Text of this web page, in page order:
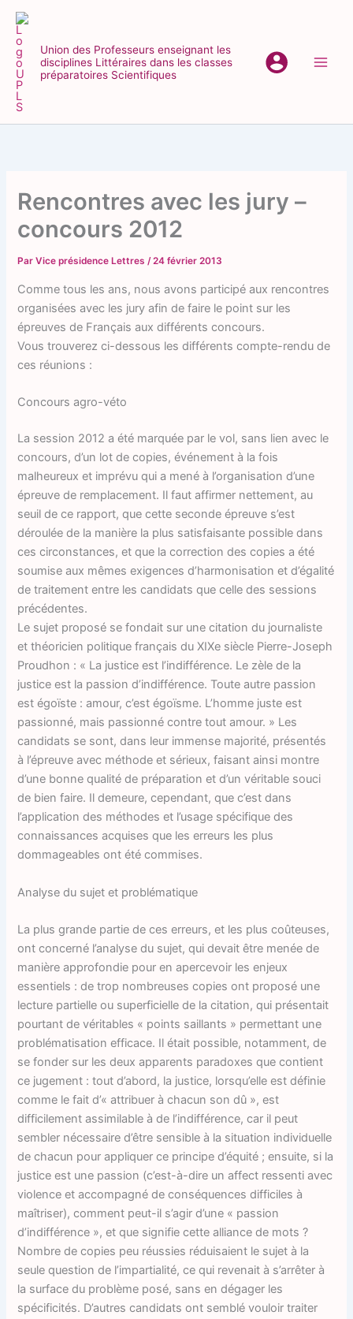
Aller
contenuUnion des Professeurs enseignant les
disciplines Littéraires dans les classes
préparatoires Scientifiques
Rencontres avec les jury –
concours 2012
ParVice présidence Lettres/24 février 2013
Comme tous les ans, nous avons participé aux rencontres
organisées avec les jury afin de faire le point sur les
épreuves de Français aux différents concours.
Vous trouverez ci-dessous les différents compte-rendu de
ces réunions :
Concours agro-véto
La session 2012 a été marquée par le vol, sans lien avec le
concours, d’un lot de copies, événement à la fois
malheureux et imprévu qui a mené à l’organisation d’une
épreuve de remplacement. Il faut affirmer nettement, au
seuil de ce rapport, que cette seconde épreuve s’est
déroulée de la manière la plus satisfaisante possible dans
ces circonstances, et que la correction des copies a été
soumise aux mêmes exigences d’harmonisation et d’égalité
de traitement entre les candidats que celle des sessions
précédentes.
Le sujet proposé se fondait sur une citation du journaliste
et théoricien politique français du XIXe siècle Pierre-Joseph
Proudhon : « La justice est l’indifférence. Le zèle de la
justice est la passion d’indifférence. Toute autre passion
est égoïste : amour, c’est égoïsme. L’homme juste est
passionné, mais passionné contre tout amour. » Les
candidats se sont, dans leur immense majorité, présentés
à l’épreuve avec méthode et sérieux, faisant ainsi montre
d’une bonne qualité de préparation et d’un véritable souci
de bien faire. Il demeure, cependant, que c’est dans
l’application des méthodes et l’usage spécifique des
connaissances acquises que les erreurs les plus
dommageables ont été commises.
Analyse du sujet et problématique
La plus grande partie de ces erreurs, et les plus coûteuses,
ont concerné l’analyse du sujet, qui devait être menée de
manière approfondie pour en apercevoir les enjeux
essentiels : de trop nombreuses copies ont proposé une
lecture partielle ou superficielle de la citation, qui présentait
pourtant de véritables « points saillants » permettant une
problématisation efficace. Il était possible, notamment, de
se fonder sur les deux apparents paradoxes que contient
ce jugement : tout d’abord, la justice, lorsqu’elle est définie
comme le fait d’« attribuer à chacun son dû », est
difficilement assimilable à de l’indifférence, car il peut
sembler nécessaire d’être sensible à la situation individuelle
de chacun pour appliquer ce principe d’équité ; ensuite, si la
justice est une passion (c’est-à-dire un affect ressenti avec
violence et accompagné de conséquences difficiles à
maîtriser), comment peut-il s’agir d’une « passion
d’indifférence », et que signifie cette alliance de mots ?
Nombre de copies peu réussies réduisaient le sujet à la
seule question de l’impartialité, ce qui revenait à s’arrêter à
la surface du problème posé, sans en dégager les
spécificités. D’autres candidats ont semblé vouloir traiter